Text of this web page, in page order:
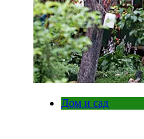
Дом и сад